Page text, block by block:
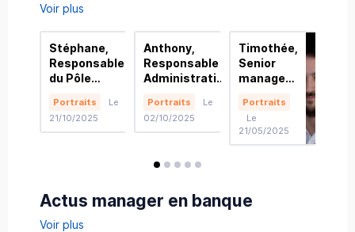
Voir plus
Stéphane,
Responsable
du Pôle
et Sécurité
chez Crédit
Portraits
Le
21/10/2025
Anthony,
Responsable
Administration
Inspection
Générale chez
Portraits
Le
02/10/2025
Timothée,
Senior
manager
UTSIT
Portraits
Le
21/05/2025
avisavisavisavisavis
Actus manager en banque
Voir plus